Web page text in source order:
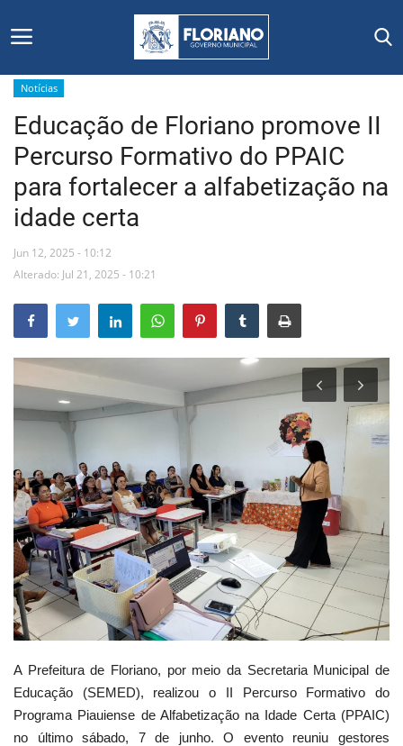
Início
Editais
Floriano
Secretarias e Órgãos
Mural de Licitações
Vídeos
Webmail
Contato
Notícias
Educação de Floriano promove II
Percurso Formativo do PPAIC
para fortalecer a alfabetização na
idade certa
Jun 12, 2025 - 10:12
Alterado: Jul 21, 2025 - 10:21
A Prefeitura de Floriano, por meio da Secretaria Municipal de
Educação (SEMED), realizou o II Percurso Formativo do
Programa Piauiense de Alfabetização na Idade Certa (PPAIC)
no último sábado, 7 de junho. O evento reuniu gestores